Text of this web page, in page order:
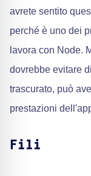
avrete sentito
perché è uno dei
lavora con Node.
dovrebbe evitare
trascurato, può
prestazioni
Fili